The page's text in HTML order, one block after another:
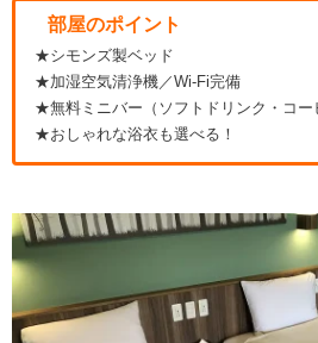
部屋のポイント
★シモンズ製ベッド
★加湿空気清浄機／Wi-Fi完備
★無料ミニバー（ソフトドリンク・コー
★おしゃれな浴衣も選べる！